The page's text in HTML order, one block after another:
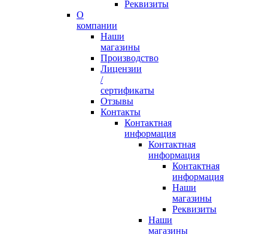
Реквизиты
О
компании
Наши
магазины
Производство
Лицензии
/
сертификаты
Отзывы
Контакты
Контактная
информация
Контактная
информация
Контактная
информация
Наши
магазины
Реквизиты
Наши
магазины